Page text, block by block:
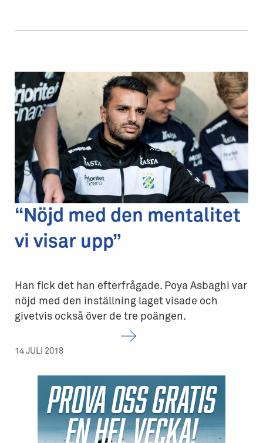
“Nöjd med den mentalitet
vi visar upp”
Han fick det han efterfrågade. Poya Asbaghi var
nöjd med den inställning laget visade och
givetvis också över de tre poängen.
14 JULI 2018